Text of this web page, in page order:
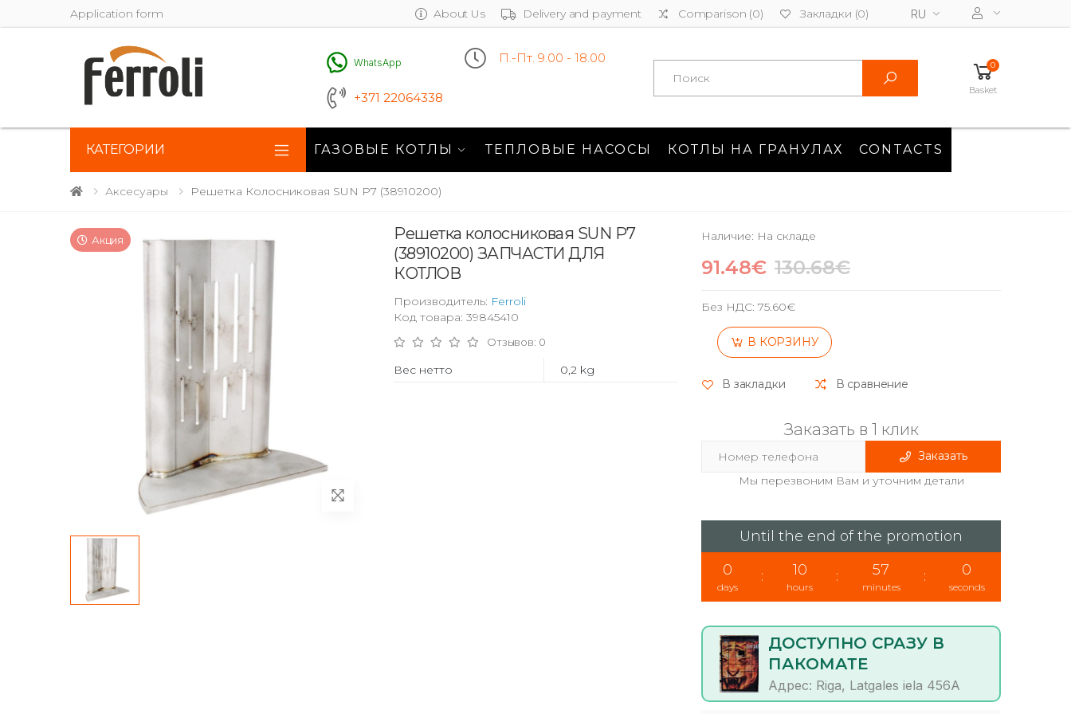
Application form About Us Delivery and payment Comparison (0) Закладки (0) RU
WhatsApp
+371 22064338
П.-Пт. 9.00 - 18.00 Search 0
Basket
КАТЕГОРИИ ГАЗОВЫЕ КОТЛЫ ТЕПЛОВЫЕ НАСОСЫ КОТЛЫ НА ГРАНУЛАХ CONTACTS
Аксесуары Решетка Колосниковая SUN P7 (38910200)
Акция
Решетка колосниковая SUN P7
(38910200) ЗАПЧАСТИ ДЛЯ
КОТЛОВ
Производитель: Ferroli
Код товара: 39845410
Отзывов: 0
Вес нетто 0,2 kg
Наличие: На складе
91.48€ 130.68€
Без НДС: 75.60€
В КОРЗИНУ
В закладки В сравнение
Заказать в 1 клик
Заказать
Мы перезвоним Вам и уточним детали
Until the end of the promotion
0
days
: 10
hours
: 57
minutes
: 0
seconds
ДОСТУПНО СРАЗУ В
ПАКОМАТЕ
Адрес: Riga, Latgales iela 456A